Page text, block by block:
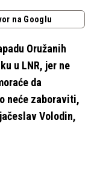
na Googlu
Oružanih
u LNR, jer ne
da
neće zaboraviti,
Volodin,